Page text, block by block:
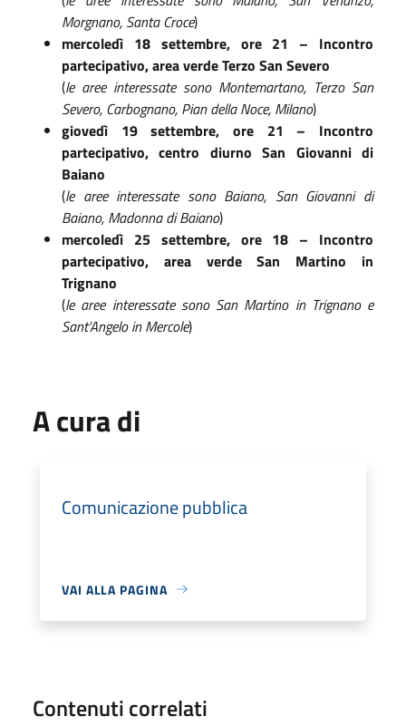
Morgnano, Santa Croce)
mercoledì 18 settembre, ore 21 – Incontro
partecipativo, area verde Terzo San Severo
(le aree interessate sono Montemartano, Terzo San
Severo, Carbognano, Pian della Noce, Milano)
giovedì 19 settembre, ore 21 – Incontro
partecipativo, centro diurno San Giovanni di
Baiano
(le aree interessate sono Baiano, San Giovanni di
Baiano, Madonna di Baiano)
mercoledì 25 settembre, ore 18 – Incontro
partecipativo, area verde San Martino in
Trignano
(le aree interessate sono San Martino in Trignano e
Sant’Angelo in Mercole)
A cura di
Comunicazione pubblica
VAI ALLA PAGINA
Contenuti correlati